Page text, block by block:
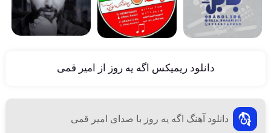
دانلود ریمیکس اگه یه روز از امیر قمی
دانلود آهنگ اگه یه روز با صدای امیر قمی